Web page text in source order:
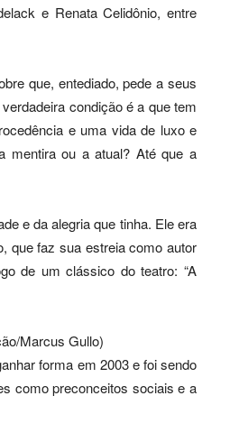
e Renata Celidônio, entre
que, entediado, pede a seus
condição é a que tem
e uma vida de luxo e
mentira ou a atual? Até que a
e da alegria que tinha. Ele era
que faz sua estreia como autor
de um clássico do teatro: “A
Marcus Gullo)
forma em 2003 e foi sendo
como preconceitos sociais e a